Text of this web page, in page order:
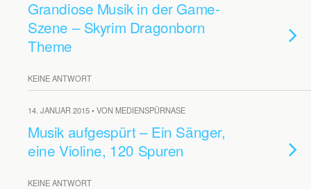
Grandiose Musik in der Game-
Szene – Skyrim Dragonborn
Theme
KEINE ANTWORT
14. JANUAR 2015 • VON MEDIENSPÜRNASE
Musik aufgespürt – Ein Sänger,
eine Violine, 120 Spuren
KEINE ANTWORT